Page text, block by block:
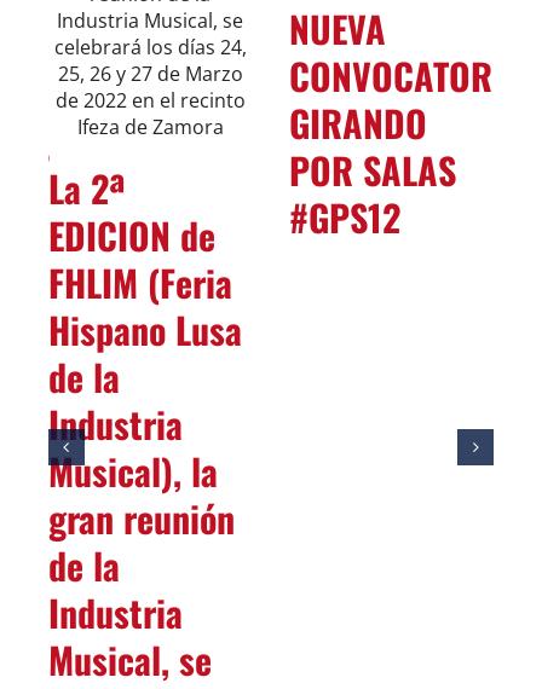
La 2ª
EDICION de
FHLIM (Feria
Hispano Lusa
de la
Industria
Musical), la
gran reunión
de la
Industria
Musical, se
NUEVA
CONVOCATORIA
GIRANDO
POR SALAS
#GPS12